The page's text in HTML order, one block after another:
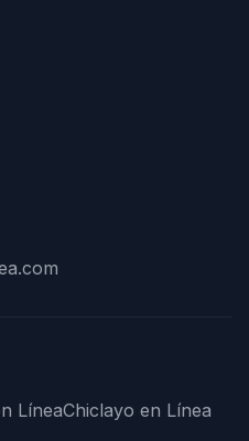
LíneaChiclayo en Línea